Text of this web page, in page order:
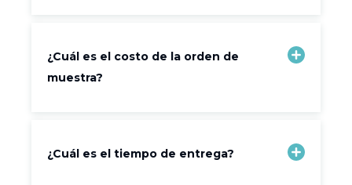
¿Cuál es el costo de la orden de
muestra?
¿Cuál es el tiempo de entrega?